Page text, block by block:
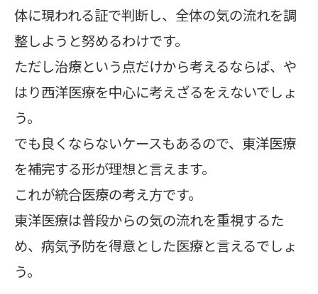
体に現われる証で判断し、全体の気の流れを調
整しようと努めるわけです。
ただし治療という点だけから考えるならば、や
はり西洋医療を中心に考えざるをえないでしょ
う。
でも良くならないケースもあるので、東洋医療
を補完する形が理想と言えます。
これが統合医療の考え方です。
東洋医療は普段からの気の流れを重視するた
め、病気予防を得意とした医療と言えるでしょ
う。